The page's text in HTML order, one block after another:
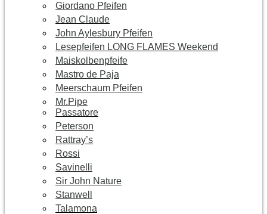
Giordano Pfeifen
Jean Claude
John Aylesbury Pfeifen
Lesepfeifen LONG FLAMES Weekend
Maiskolbenpfeife
Mastro de Paja
Meerschaum Pfeifen
Mr.Pipe
Passatore
Peterson
Rattray’s
Rossi
Savinelli
Sir John Nature
Stanwell
Talamona